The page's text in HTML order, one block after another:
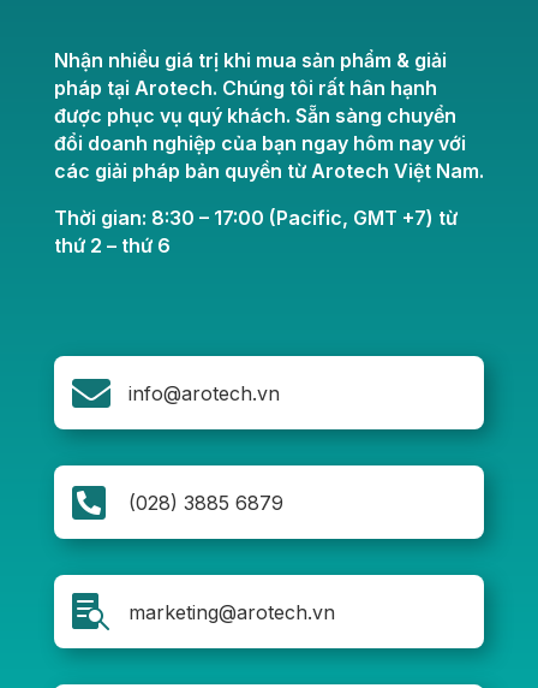
Nhận nhiều giá trị khi mua sản phẩm & giải
pháp tại Arotech. Chúng tôi rất hân hạnh
được phục vụ quý khách. Sẵn sàng chuyển
đổi doanh nghiệp của bạn ngay hôm nay với
các giải pháp bản quyền từ Arotech Việt Nam.
Thời gian: 8:30 – 17:00 (Pacific, GMT +7) từ
thứ 2 – thứ 6
 info@arotech.vn
 (028) 3885 6879
 marketing@arotech.vn